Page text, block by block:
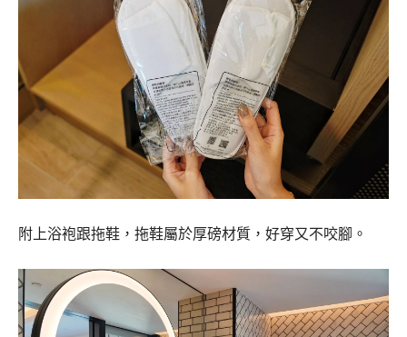
附上浴袍跟拖鞋，拖鞋屬於厚磅材質，好穿又不咬腳。